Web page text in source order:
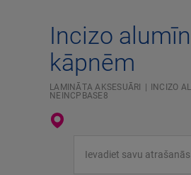
Incizo
kāpnēm
LAMINĀTA AKSESUĀRI
INCIZO
NEINCPBASE8